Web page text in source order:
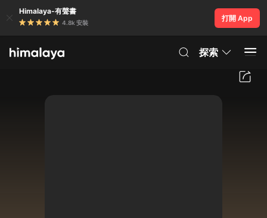
Himalaya-有聲書
4.8k 安裝
打開 App
探索